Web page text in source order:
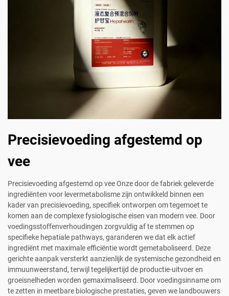
Precisievoeding afgestemd op
vee
Precisievoeding afgestemd op vee Onze door de fabriek geleverde
ingrediënten voor levermetabolisme zijn ontwikkeld binnen een
kader van precisievoeding, specifiek ontworpen om tegemoet te
komen aan de complexe fysiologische eisen van modern vee. Door
voedingsstoffenverhoudingen zorgvuldig af te stemmen op
specifieke hepatiale pathways, garanderen we dat elk actief
ingrediënt met maximale efficiëntie wordt gemetaboliseerd. Deze
gerichte aanpak versterkt aanzienlijk de systemische gezondheid en
immuunweerstand, terwijl tegelijkertijd de productie-uitvoer en
groeisnelheden worden gemaximaliseerd. Door voedingsinname om
te zetten in meetbare biologische prestaties, geven we landbouwers